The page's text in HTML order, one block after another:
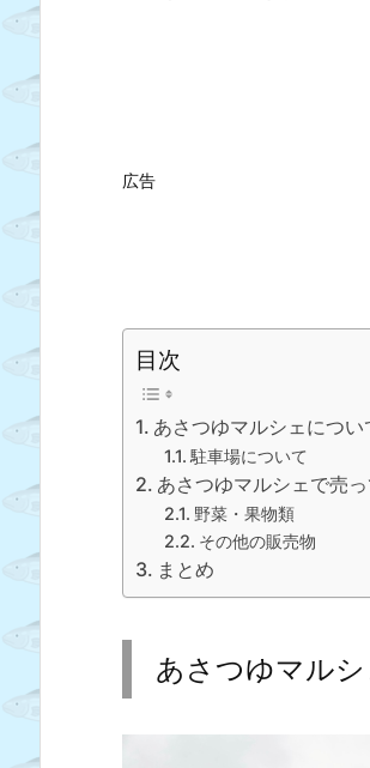
広告
目次
あさつゆマルシェについ
駐車場について
あさつゆマルシェで売
野菜・果物類
その他の販売物
まとめ
あさつゆマル